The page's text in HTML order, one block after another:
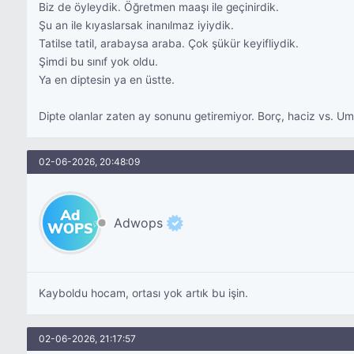
Biz de öyleydik. Öğretmen maaşı ile geçinirdik.
Şu an ile kıyaslarsak inanılmaz iyiydik.
Tatilse tatil, arabaysa araba. Çok şükür keyifliydik.
Şimdi bu sınıf yok oldu.
Ya en diptesin ya en üstte.
Dipte olanlar zaten ay sonunu getiremiyor. Borç, haciz vs.
02-06-2026, 20:48:09
Adwops
Kayboldu hocam, ortası yok artık bu işin.
02-06-2026, 21:17:57